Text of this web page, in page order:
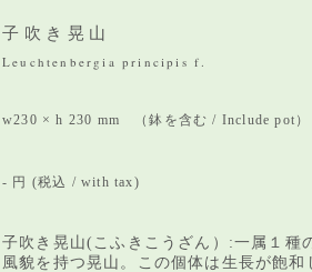
子吹き晃山
Leuchtenbergia principis f.
w230 × h 230 mm （鉢を含む / Include pot）
- 円 (税込 / with tax)
子吹き晃山(こふきこうざん）:一属１種
風貌を持つ晃山。この個体は生長が飽和